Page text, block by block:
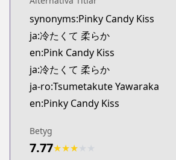
Kitsu
https://kitsu.app/manga/
MangaUpdates
MangaUpdates
https://
Book☆Walker
https://bookwalker.jp/series/
Official English
https://www.viz.com/pink-
synonyms:Pinky Candy Kiss
ja:冷たくて 柔らか
en:Pink Candy Kiss
ja:冷たくて 柔らか
ja-ro:Tsumetakute Yawaraka
en:Pinky Candy Kiss
Betyg
7.77★★★